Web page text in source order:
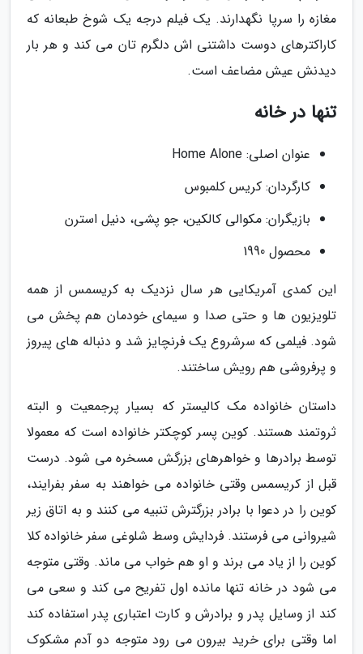
مغازه را سرپا نگهدارند. یک فیلم درجه یک شوخ طبعانه که
کاراکترهای دوست داشتنی اش دلگرم تان می کند و هر بار
دیدنش عیش مضاعف است.
تنها در خانه
عنوان اصلی: Home Alone
کارگردان: کریس کلمبوس
بازیگران: مکوالی کالکین، جو پشی، دنیل استرن
محصول 1990
این کمدی آمریکایی هر سال نزدیک به کریسمس از همه
تلویزیون ها و حتی صدا و سیمای خودمان هم پخش می
شود. فیلمی که سرشروع یک فرنچایز شد و دنباله های پیروز
و پرفروشی هم رویش ساختند.
داستان خانواده مک کالیستر که بسیار پرجمعیت و البته
ثروتمند هستند. کوین پسر کوچکتر خانواده است که معمولا
توسط برادرها و خواهرهای بزرگش مسخره می شود. درست
قبل از کریسمس وقتی خانواده می خواهند به سفر بفرایند،
کوین را در دعوا با برادر بزرگترش تنبیه می کنند و به اتاق زیر
شیروانی می فرستند. فردایش وسط شلوغی سفر خانواده کلا
کوین را از یاد می برند و او هم خواب می ماند. وقتی متوجه
می شود در خانه تنها مانده اول تفریح می کند و سعی می
کند از وسایل پدر و برادرش و کارت اعتباری پدر استفاده کند
اما وقتی برای خرید بیرون می رود متوجه دو آدم مشکوک